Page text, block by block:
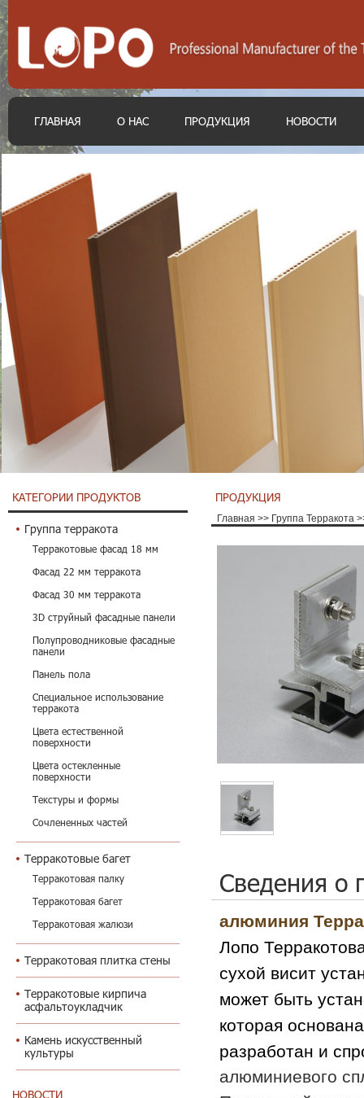
ГЛАВНАЯ О НАС ПРОДУКЦИЯ НОВОСТИ
КАТЕГОРИИ ПРОДУКТОВ
Группа терракота
Терракотовые фасад 18 мм
Фасад 22 мм терракота
Фасад 30 мм терракота
3D струйный фасадные панели
Полупроводниковые фасадные
панели
Панель пола
Специальное использование
терракота
Цвета естественной
поверхности
Цвета остекленные
поверхности
Текстуры и формы
Сочлененных частей
Терракотовые багет
Терракотовая палку
Терракотовая багет
Терракотовая жалюзи
Терракотовая плитка стены
Терракотовые кирпича
асфальтоукладчик
Камень искусственный
культуры
НОВОСТИ
ПРОДУКЦИЯ
Главная >> Группа Терракота
Сведения о
алюминия
Лопо
сухой висит
может быть
которая
разработан и
алюминиевого